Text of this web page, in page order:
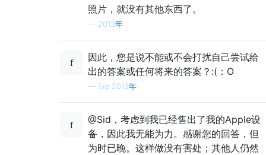
照片，就没有其他东西了。
— 2013年
因此，您是说不能或不会打扰自己尝试给
出的答案或任何将来的答案？:(：O
— Sid 2013年
@Sid，考虑到我已经售出了我的Apple设
备，因此我无能为力。感谢您的回答，但
为时已晚。这样做没有害处；其他人仍然